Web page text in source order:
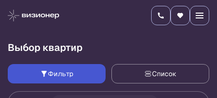
Выбор квартир
Фильтр Список